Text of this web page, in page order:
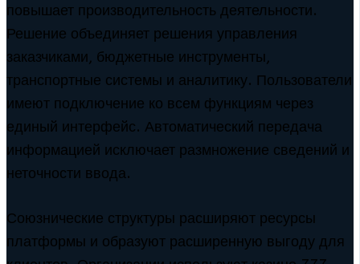
повышает производительность деятельности.
Решение объединяет решения управления
заказчиками, бюджетные инструменты,
транспортные системы и аналитику. Пользователи
имеют подключение ко всем функциям через
единый интерфейс. Автоматический передача
информацией исключает размножение сведений и
неточности ввода.
Союзнические структуры расширяют ресурсы
платформы и образуют расширенную выгоду для